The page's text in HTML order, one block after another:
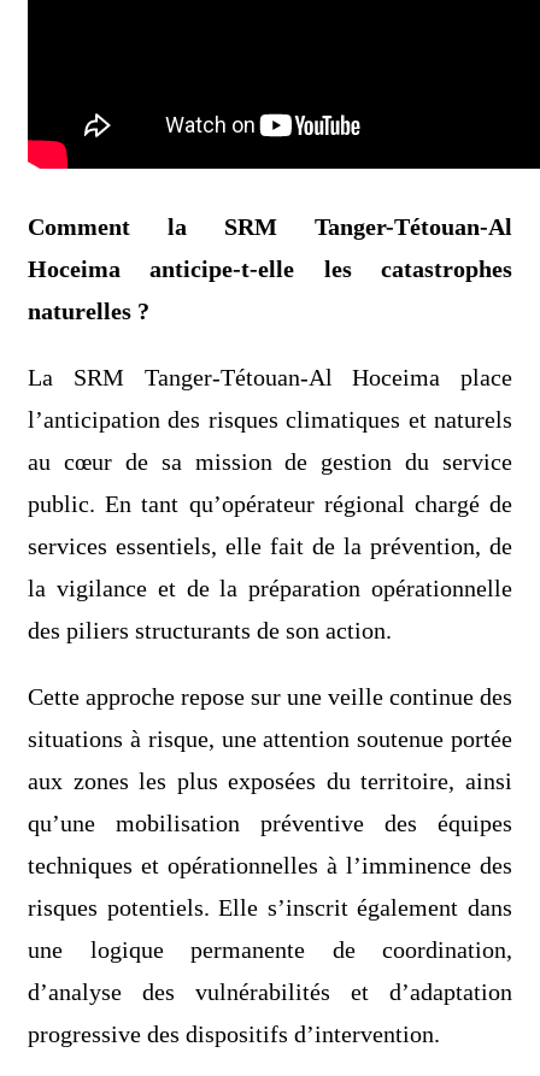
Comment la SRM Tanger-Tétouan-Al
Hoceima anticipe-t-elle les catastrophes
naturelles ?
La SRM Tanger-Tétouan-Al Hoceima place
l’anticipation des risques climatiques et naturels
au cœur de sa mission de gestion du service
public. En tant qu’opérateur régional chargé de
services essentiels, elle fait de la prévention, de
la vigilance et de la préparation opérationnelle
des piliers structurants de son action.
Cette approche repose sur une veille continue des
situations à risque, une attention soutenue portée
aux zones les plus exposées du territoire, ainsi
qu’une mobilisation préventive des équipes
techniques et opérationnelles à l’imminence des
risques potentiels. Elle s’inscrit également dans
une logique permanente de coordination,
d’analyse des vulnérabilités et d’adaptation
progressive des dispositifs d’intervention.